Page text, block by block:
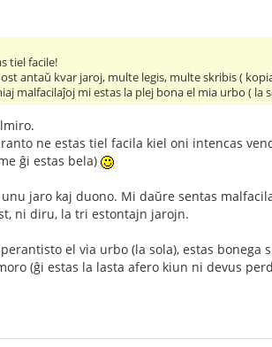
tiel facile!
antaŭ kvar jaroj, multe legis, multe skribis (
malfacilaĵoj mi estas la plej bona el mia urbo ( la
ne estas tiel facila kiel oni intencas
ĝi estas bela)
jaro kaj duono. Mi daŭre sentas
ni diru, la tri estontajn jarojn.
el via urbo (la sola), estas bonega
(ĝi estas la lasta afero kiun ni devus